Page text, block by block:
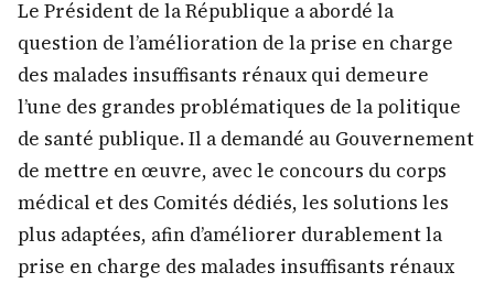
Le Président de la République a abordé la
question de l’amélioration de la prise en charge
des malades insuffisants rénaux qui demeure
l’une des grandes problématiques de la politique
de santé publique. Il a demandé au Gouvernement
de mettre en œuvre, avec le concours du corps
médical et des Comités dédiés, les solutions les
plus adaptées, afin d’améliorer durablement la
prise en charge des malades insuffisants rénaux